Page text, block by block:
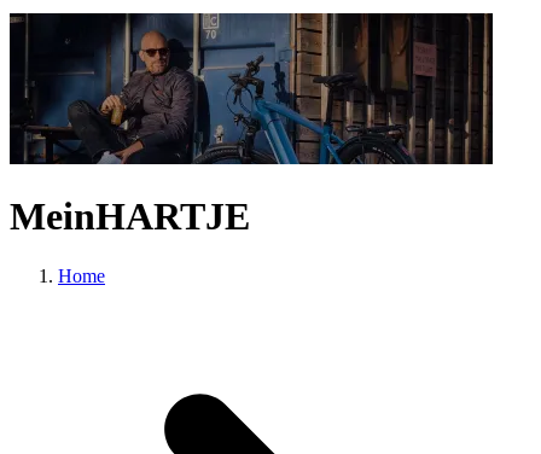
MeinHARTJE
Home